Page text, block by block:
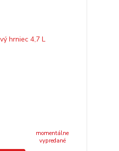
momentálne
vypredané